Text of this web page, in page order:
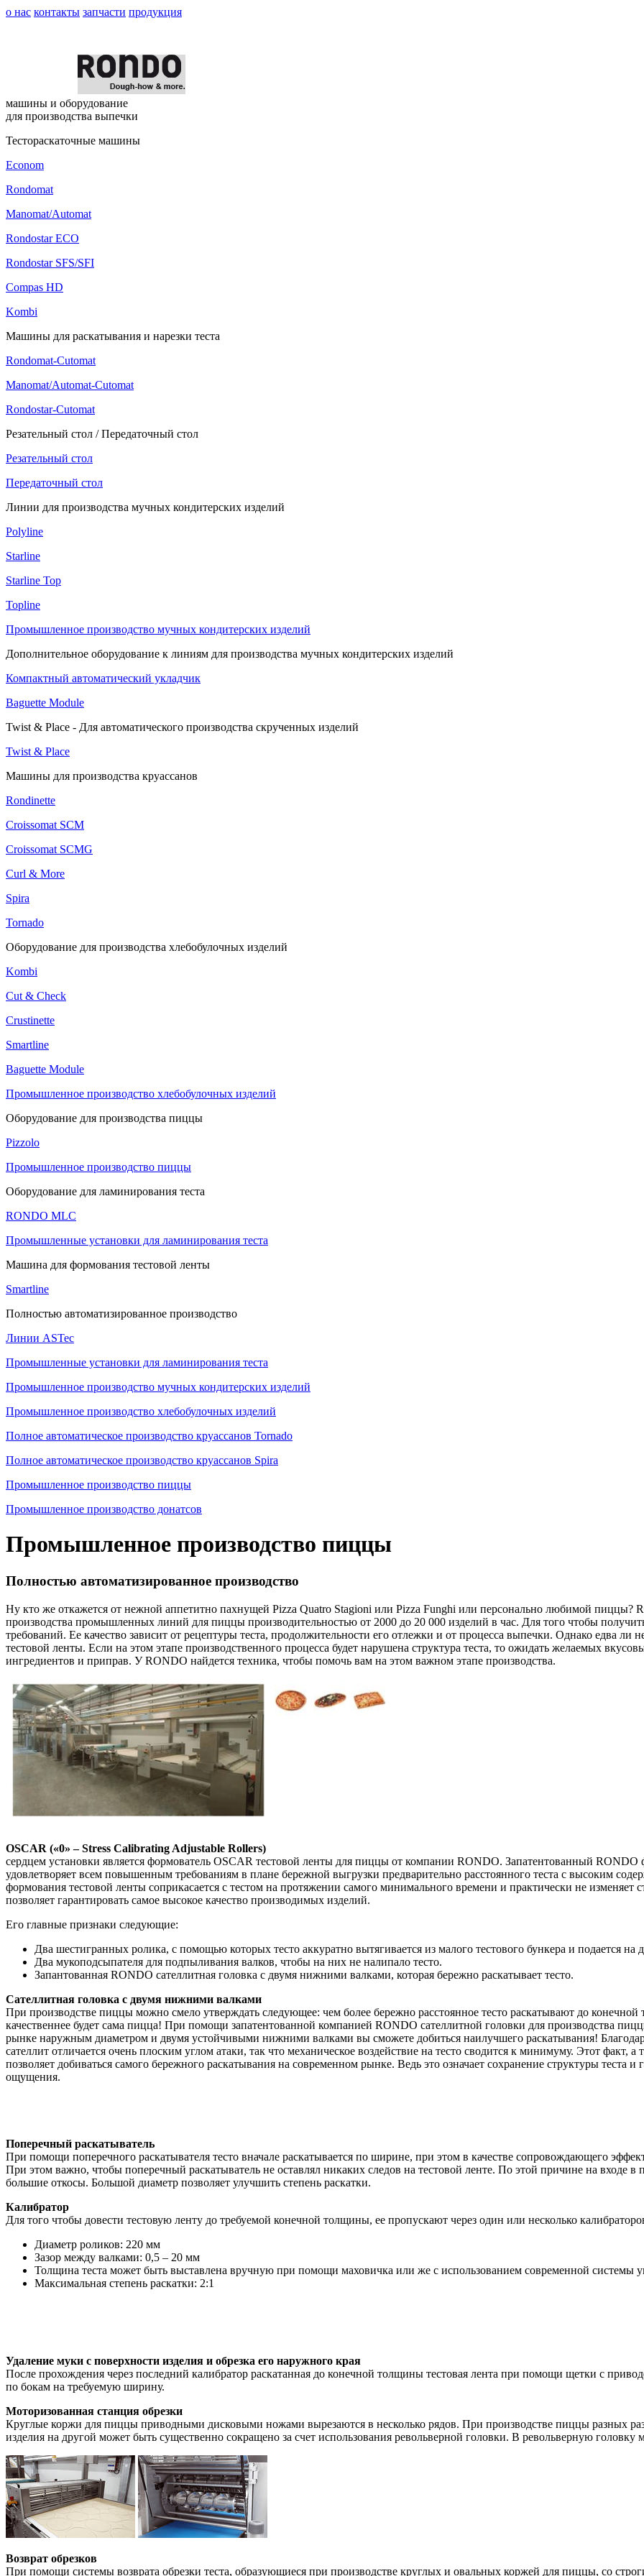
о нас контакты запчасти продукция
машины и оборудование
для производства выпечки
Тестораскаточные машины
Econom
Rondomat
Manomat/Automat
Rondostar ECO
Rondostar SFS/SFI
Compas HD
Kombi
Машины для раскатывания и нарезки теста
Rondomat-Cutomat
Manomat/Automat-Cutomat
Rondostar-Cutomat
Резательный стол / Передаточный стол
Резательный стол
Передаточный стол
Линии для производства мучных кондитерских изделий
Polyline
Starline
Starline Top
Topline
Промышленное производство мучных кондитерских изделий
Дополнительное оборудование к линиям для производства мучных кондитерских изделий
Компактный автоматический укладчик
Baguette Module
Twist & Place - Для автоматического производства скрученных изделий
Twist & Place
Машины для производства круассанов
Rondinette
Croissomat SCM
Croissomat SCMG
Curl & More
Spira
Tornado
Оборудование для производства хлебобулочных изделий
Kombi
Cut & Check
Crustinette
Smartline
Baguette Module
Промышленное производство хлебобулочных изделий
Оборудование для производства пиццы
Pizzolo
Промышленное производство пиццы
Оборудование для ламинирования теста
RONDO MLC
Промышленные установки для ламинирования теста
Машина для формования тестовой ленты
Smartline
Полностью автоматизированное производство
Линии ASTec
Промышленные установки для ламинирования теста
Промышленное производство мучных кондитерских изделий
Промышленное производство хлебобулочных изделий
Полное автоматическое производство круассанов Tornado
Полное автоматическое производство круассанов Spira
Промышленное производство пиццы
Промышленное производство донатсов
Промышленное производство пиццы
Полностью автоматизированное производство
Ну кто же откажется от нежной аппетитно пахнущей Pizza Quatro Stagioni или Pizza Funghi или персонально любимой пиццы?
производства промышленных линий для пиццы производительностью от 2000 до 20 000 изделий в час. Для того чтобы
требований. Ее качество зависит от рецептуры теста, продолжительности его отлежки и от процесса выпечки. Однако едва
тестовой ленты. Если на этом этапе производственного процесса будет нарушена структура теста, то ожидать желаемых
ингредиентов и приправ. У RONDO найдется техника, чтобы помочь вам на этом важном этапе производства.
OSCAR («0» – Stress Calibrating Adjustable Rollers)
сердцем установки является формователь OSCAR тестовой ленты для пиццы от компании RONDO. Запатентованный RONDO
удовлетворяет всем повышенным требованиям в плане бережной выгрузки предварительно расстоянного теста с высоким
формования тестовой ленты соприкасается с тестом на протяжении самого минимального времени и практически не изменяет
позволяет гарантировать самое высокое качество производимых изделий.
Его главные признаки следующие:
Два шестигранных ролика, с помощью которых тесто аккуратно вытягивается из малого тестового бункера и подается на
Два мукоподсыпателя для подпыливания валков, чтобы на них не налипало тесто.
Запантованная RONDO сателлитная головка с двумя нижними валками, которая бережно раскатывает тесто.
Сателлитная головка с двумя нижними валками
При производстве пиццы можно смело утверждать следующее: чем более бережно расстоянное тесто раскатывают до
качественнее будет сама пицца! При помощи запатентованной компанией RONDO сателлитной головки для производства
рынке наружным диаметром и двумя устойчивыми нижними валками вы сможете добиться наилучшего раскатывания!
сателлит отличается очень плоским углом атаки, так что механическое воздействие на тесто сводится к минимуму. Этот факт,
позволяет добиваться самого бережного раскатывания на современном рынке. Ведь это означает сохранение структуры теста
ощущения.
Поперечный раскатыватель
При помощи поперечного раскатывателя тесто вначале раскатывается по ширине, при этом в качестве сопровождающего
При этом важно, чтобы поперечный раскатыватель не оставлял никаких следов на тестовой ленте. По этой причине на входе
большие откосы. Большой диаметр позволяет улучшить степень раскатки.
Калибратор
Для того чтобы довести тестовую ленту до требуемой конечной толщины, ее пропускают через один или несколько
Диаметр роликов: 220 мм
Зазор между валками: 0,5 – 20 мм
Толщина теста может быть выставлена вручную при помощи маховичка или же с использованием современной системы
Максимальная степень раскатки: 2:1
Удаление муки с поверхности изделия и обрезка его наружного края
После прохождения через последний калибратор раскатанная до конечной толщины тестовая лента при помощи щетки с
по бокам на требуемую ширину.
Моторизованная станция обрезки
Круглые коржи для пиццы приводными дисковыми ножами вырезаются в несколько рядов. При производстве пиццы разных
изделия на другой может быть существенно сокращено за счет использования револьверной головки. В револьверную
Возврат обрезков
При помощи системы возврата обрезки теста, образующиеся при производстве круглых и овальных коржей для пиццы, со